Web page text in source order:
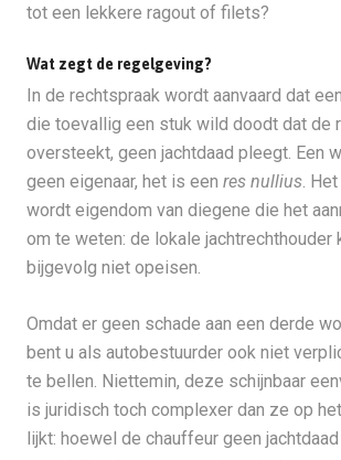
tot een lekkere ragout of filets?
Wat zegt de regelgeving?
In de rechtspraak wordt aanvaard dat
die toevallig een stuk wild doodt dat de
oversteekt, geen jachtdaad pleegt. Een
geen eigenaar, het is een res nullius.
wordt eigendom van diegene die het
om te weten: de lokale jachtrechthouder
bijgevolg niet opeisen.
Omdat er geen schade aan een derde
bent u als autobestuurder ook niet
te bellen. Niettemin, deze schijnbaar
is juridisch toch complexer dan ze op
lijkt: hoewel de chauffeur geen